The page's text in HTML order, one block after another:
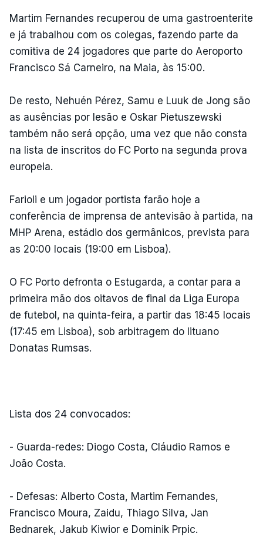
Martim Fernandes recuperou de uma gastroenterite
e já trabalhou com os colegas, fazendo parte da
comitiva de 24 jogadores que parte do Aeroporto
Francisco Sá Carneiro, na Maia, às 15:00.
De resto, Nehuén Pérez, Samu e Luuk de Jong são
as ausências por lesão e Oskar Pietuszewski
também não será opção, uma vez que não consta
na lista de inscritos do FC Porto na segunda prova
europeia.
Farioli e um jogador portista farão hoje a
conferência de imprensa de antevisão à partida, na
MHP Arena, estádio dos germânicos, prevista para
as 20:00 locais (19:00 em Lisboa).
O FC Porto defronta o Estugarda, a contar para a
primeira mão dos oitavos de final da Liga Europa
de futebol, na quinta-feira, a partir das 18:45 locais
(17:45 em Lisboa), sob arbitragem do lituano
Donatas Rumsas.
Lista dos 24 convocados:
- Guarda-redes: Diogo Costa, Cláudio Ramos e
João Costa.
- Defesas: Alberto Costa, Martim Fernandes,
Francisco Moura, Zaidu, Thiago Silva, Jan
Bednarek, Jakub Kiwior e Dominik Prpic.